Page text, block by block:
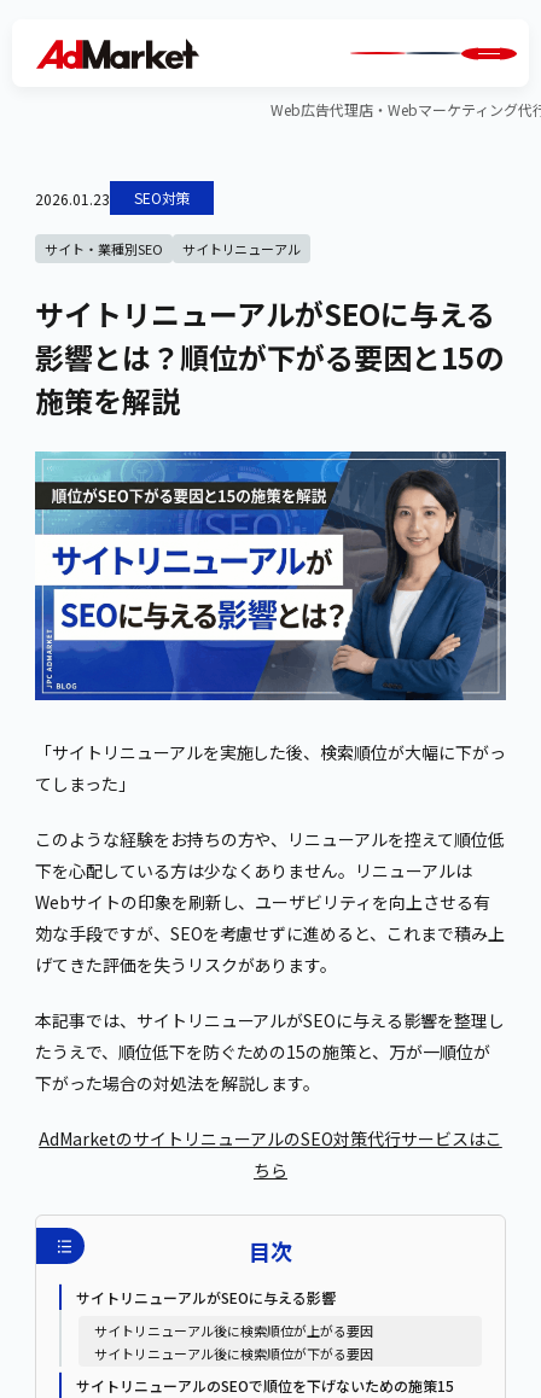
Web広告代理店・Webマーケティング代
2026.01.23 SEO対策
サイト・業種別SEO サイトリニューアル
サイトリニューアルがSEOに与える
影響とは？順位が下がる要因と15の
施策を解説
「サイトリニューアルを実施した後、検索順位が大幅に下がっ
てしまった」
このような経験をお持ちの方や、リニューアルを控えて順位低
下を心配している方は少なくありません。リニューアルは
Webサイトの印象を刷新し、ユーザビリティを向上させる有
効な手段ですが、SEOを考慮せずに進めると、これまで積み上
げてきた評価を失うリスクがあります。
本記事では、サイトリニューアルがSEOに与える影響を整理し
たうえで、順位低下を防ぐための15の施策と、万が一順位が
下がった場合の対処法を解説します。
AdMarketのサイトリニューアルのSEO対策代行サービスはこ
ちら
目次
サイトリニューアルがSEOに与える影響
サイトリニューアル後に検索順位が上がる要因
サイトリニューアル後に検索順位が下がる要因
サイトリニューアルのSEOで順位を下げないための施策15